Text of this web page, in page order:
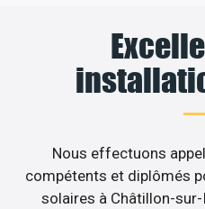
Nous effectuons
compétents et diplômés
solaires à Châtillon-